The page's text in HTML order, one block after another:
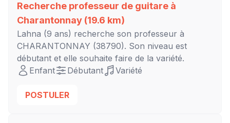
Recherche professeur de guitare à
Charantonnay (19.6 km)
Lahna (9 ans) recherche son professeur à
CHARANTONNAY (38790). Son niveau est
débutant et elle souhaite faire de la variété.
Enfant
Débutant Variété
POSTULER